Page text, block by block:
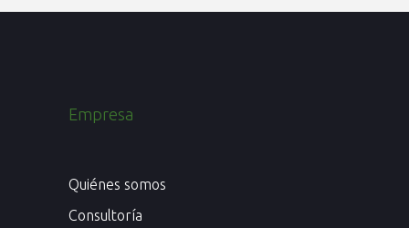
Empresa
Quiénes somos
Consultoría